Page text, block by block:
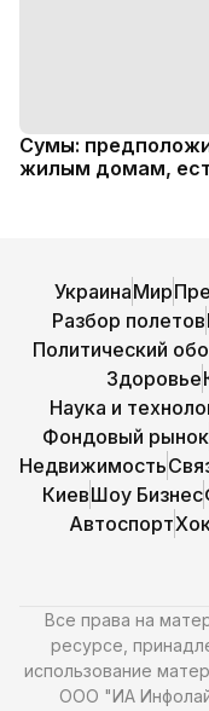
Сумы:
жилым домам,
УкраинаМир
Разбор полетов
Политический
Здоровье
Наука и
Фондовый рынок
Недвижимость
КиевШоу Бизнес
Автоспорт
Все права на
ресурсе,
использование
ООО "ИА